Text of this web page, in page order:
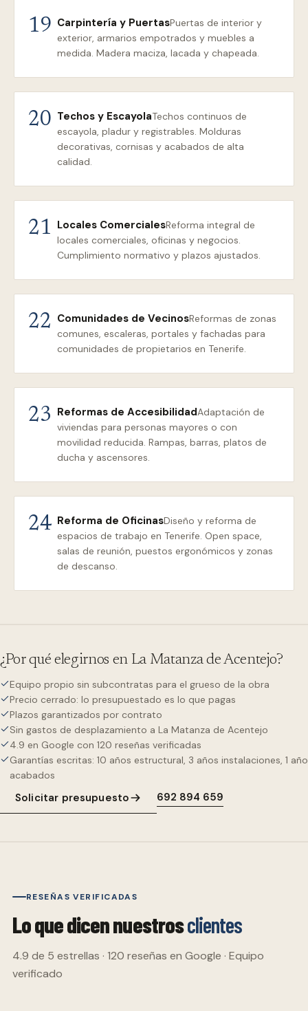
19 Carpintería y PuertasPuertas de interior y
exterior, armarios empotrados y muebles a
medida. Madera maciza, lacada y chapeada.
20 Techos y EscayolaTechos continuos de
escayola, pladur y registrables. Molduras
decorativas, cornisas y acabados de alta
calidad.
21 Locales ComercialesReforma integral de
locales comerciales, oficinas y negocios.
Cumplimiento normativo y plazos ajustados.
22 Comunidades de VecinosReformas de zonas
comunes, escaleras, portales y fachadas para
comunidades de propietarios en Tenerife.
23 Reformas de AccesibilidadAdaptación de
viviendas para personas mayores o con
movilidad reducida. Rampas, barras, platos de
ducha y ascensores.
24 Reforma de OficinasDiseño y reforma de
espacios de trabajo en Tenerife. Open space,
salas de reunión, puestos ergonómicos y zonas
de descanso.
¿Por qué elegirnos en La Matanza de Acentejo?
Equipo propio sin subcontratas para el grueso de la obra
Precio cerrado: lo presupuestado es lo que pagas
Plazos garantizados por contrato
Sin gastos de desplazamiento a La Matanza de Acentejo
4.9 en Google con 120 reseñas verificadas
Garantías escritas: 10 años estructural, 3 años instalaciones, 1 año
acabados
Solicitar presupuesto 692 894 659
RESEÑAS VERIFICADAS
Lo que dicen nuestrosclientes
4.9 de 5 estrellas · 120 reseñas en Google · Equipo
verificado